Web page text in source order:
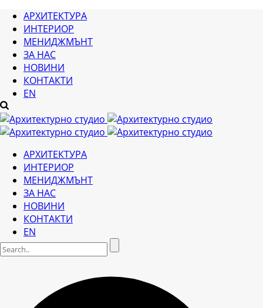
АРХИТЕКТУРА
ИНТЕРИОР
МЕНИДЖМЪНТ
ЗА НАС
НОВИНИ
КОНТАКТИ
EN
АРХИТЕКТУРА
ИНТЕРИОР
МЕНИДЖМЪНТ
ЗА НАС
НОВИНИ
КОНТАКТИ
EN